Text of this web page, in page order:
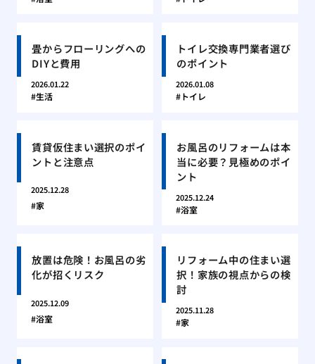
畳からフローリングへの
DIYと費用
2026.01.22
生活
トイレ交換専門業者選び
のポイント
2026.01.08
トイレ
賃貸仮住まい選択のポイ
ントと注意点
2025.12.28
家
お風呂のリフォームは本
当に必要？見極めのポイ
ント
2025.12.24
浴室
放置は危険！お風呂の劣
化が招くリスク
2025.12.09
浴室
リフォーム中の住まい選
択！家族の視点からの検
討
2025.11.28
家